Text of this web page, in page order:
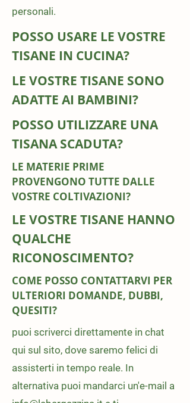
personali.
POSSO USARE LE VOSTRE
TISANE IN CUCINA?
LE VOSTRE TISANE SONO
ADATTE AI BAMBINI?
POSSO UTILIZZARE UNA
TISANA SCADUTA?
LE MATERIE PRIME
PROVENGONO TUTTE DALLE
VOSTRE COLTIVAZIONI?
LE VOSTRE TISANE HANNO
QUALCHE
RICONOSCIMENTO?
COME POSSO CONTATTARVI PER
ULTERIORI DOMANDE, DUBBI,
QUESITI?
puoi scriverci direttamente in chat
qui sul sito, dove saremo felici di
assisterti in tempo reale. In
alternativa puoi mandarci un'e-mail a